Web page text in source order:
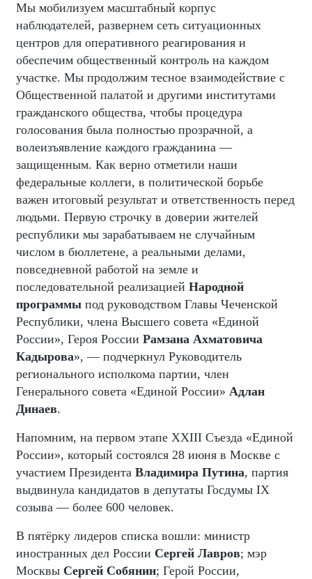
Мы мобилизуем масштабный корпус
наблюдателей, развернем сеть ситуационных
центров для оперативного реагирования и
обеспечим общественный контроль на каждом
участке. Мы продолжим тесное взаимодействие с
Общественной палатой и другими институтами
гражданского общества, чтобы процедура
голосования была полностью прозрачной, а
волеизъявление каждого гражданина —
защищенным. Как верно отметили наши
федеральные коллеги, в политической борьбе
важен итоговый результат и ответственность перед
людьми. Первую строчку в доверии жителей
республики мы зарабатываем не случайным
числом в бюллетене, а реальными делами,
повседневной работой на земле и
последовательной реализацией Народной
программы под руководством Главы Чеченской
Республики, члена Высшего совета «Единой
России», Героя России Рамзана Ахматовича
Кадырова», — подчеркнул Руководитель
регионального исполкома партии, член
Генерального совета «Единой России» Адлан
Динаев.
Напомним, на первом этапе XXIII Съезда «Единой
России», который состоялся 28 июня в Москве с
участием Президента Владимира Путина, партия
выдвинула кандидатов в депутаты Госдумы IX
созыва — более 600 человек.
В пятёрку лидеров списка вошли: министр
иностранных дел России Сергей Лавров; мэр
Москвы Сергей Собянин; Герой России,